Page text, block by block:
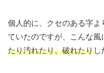
個人的に、クセのある字
ていたのですが、こんな風
たり汚れたり、破れたりし